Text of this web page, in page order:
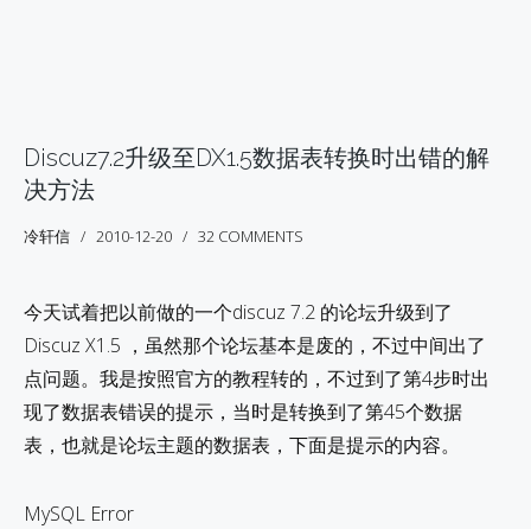
Discuz7.2升级至DX1.5数据表转换时出错的解
决方法
冷轩信 2010-12-20 32 COMMENTS
今天试着把以前做的一个discuz 7.2 的论坛升级到了
Discuz X1.5 ，虽然那个论坛基本是废的，不过中间出了
点问题。我是按照官方的教程转的，不过到了第4步时出
现了数据表错误的提示，当时是转换到了第45个数据
表，也就是论坛主题的数据表，下面是提示的内容。
MySQL Error